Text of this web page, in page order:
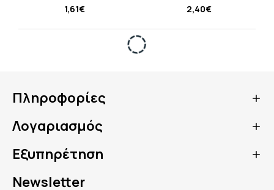
1,61€
2,40€
Πληροφορίες
Λογαριασμός
Εξυπηρέτηση
Newsletter